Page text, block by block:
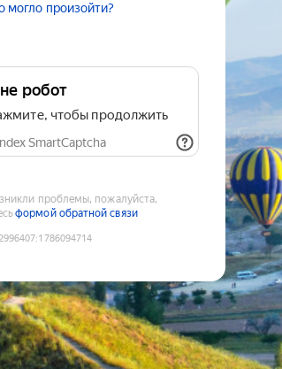
могло произойти?
Я не робот
чтобы продолжить
SmartCaptcha
проблемы, пожалуйста,
формой обратной связи
:1786094714